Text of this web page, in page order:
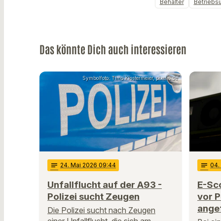
Behälter
Das könnte Dich auch interessieren
Symbolfoto: Timo Klostermeier, pixelio.de
notes 24. Mai 2026 09:44
Unfallflucht auf der A93 -
Polizei sucht Zeugen
Die Polizei sucht nach Zeugen
notes 04
E-
vor